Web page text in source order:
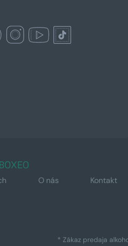
O nás Kontakt
* Zákaz predaja